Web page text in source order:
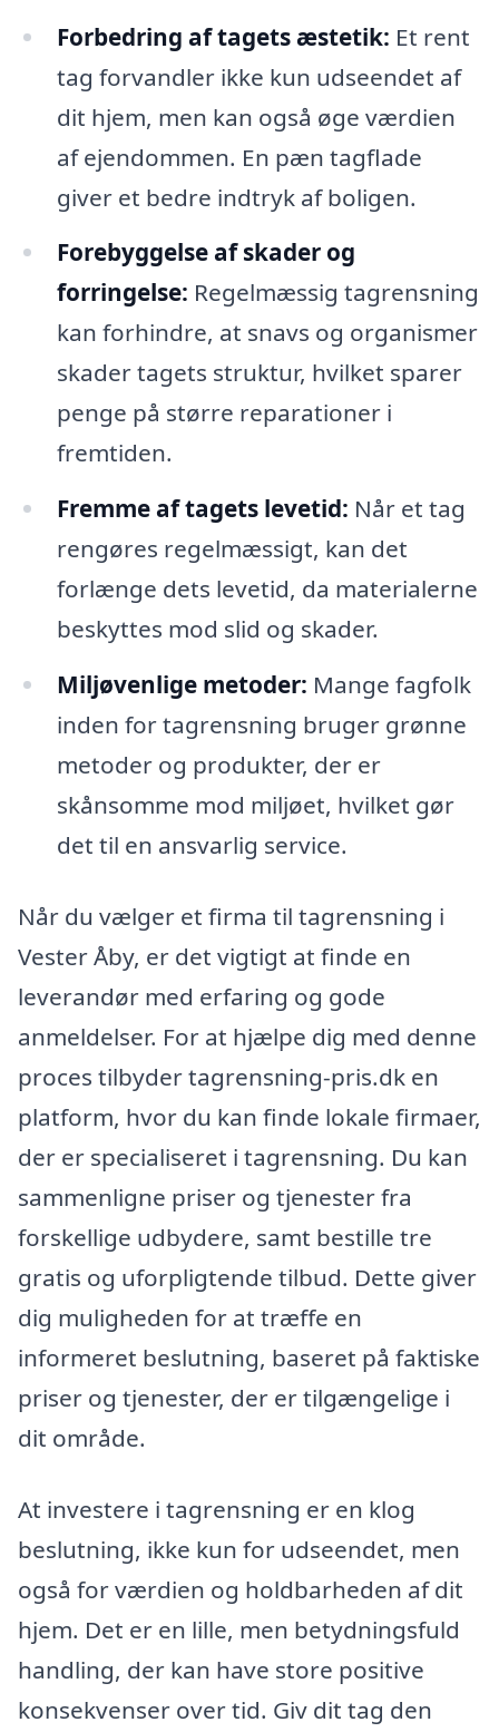
Forbedring af tagets æstetik: Et rent
tag forvandler ikke kun udseendet af
dit hjem, men kan også øge værdien
af ejendommen. En pæn tagflade
giver et bedre indtryk af boligen.
Forebyggelse af skader og
forringelse: Regelmæssig tagrensning
kan forhindre, at snavs og organismer
skader tagets struktur, hvilket sparer
penge på større reparationer i
fremtiden.
Fremme af tagets levetid: Når et tag
rengøres regelmæssigt, kan det
forlænge dets levetid, da materialerne
beskyttes mod slid og skader.
Miljøvenlige metoder: Mange fagfolk
inden for tagrensning bruger grønne
metoder og produkter, der er
skånsomme mod miljøet, hvilket gør
det til en ansvarlig service.
Når du vælger et firma til tagrensning i
Vester Åby, er det vigtigt at finde en
leverandør med erfaring og gode
anmeldelser. For at hjælpe dig med denne
proces tilbyder tagrensning-pris.dk en
platform, hvor du kan finde lokale firmaer,
der er specialiseret i tagrensning. Du kan
sammenligne priser og tjenester fra
forskellige udbydere, samt bestille tre
gratis og uforpligtende tilbud. Dette giver
dig muligheden for at træffe en
informeret beslutning, baseret på faktiske
priser og tjenester, der er tilgængelige i
dit område.
At investere i tagrensning er en klog
beslutning, ikke kun for udseendet, men
også for værdien og holdbarheden af dit
hjem. Det er en lille, men betydningsfuld
handling, der kan have store positive
konsekvenser over tid. Giv dit tag den